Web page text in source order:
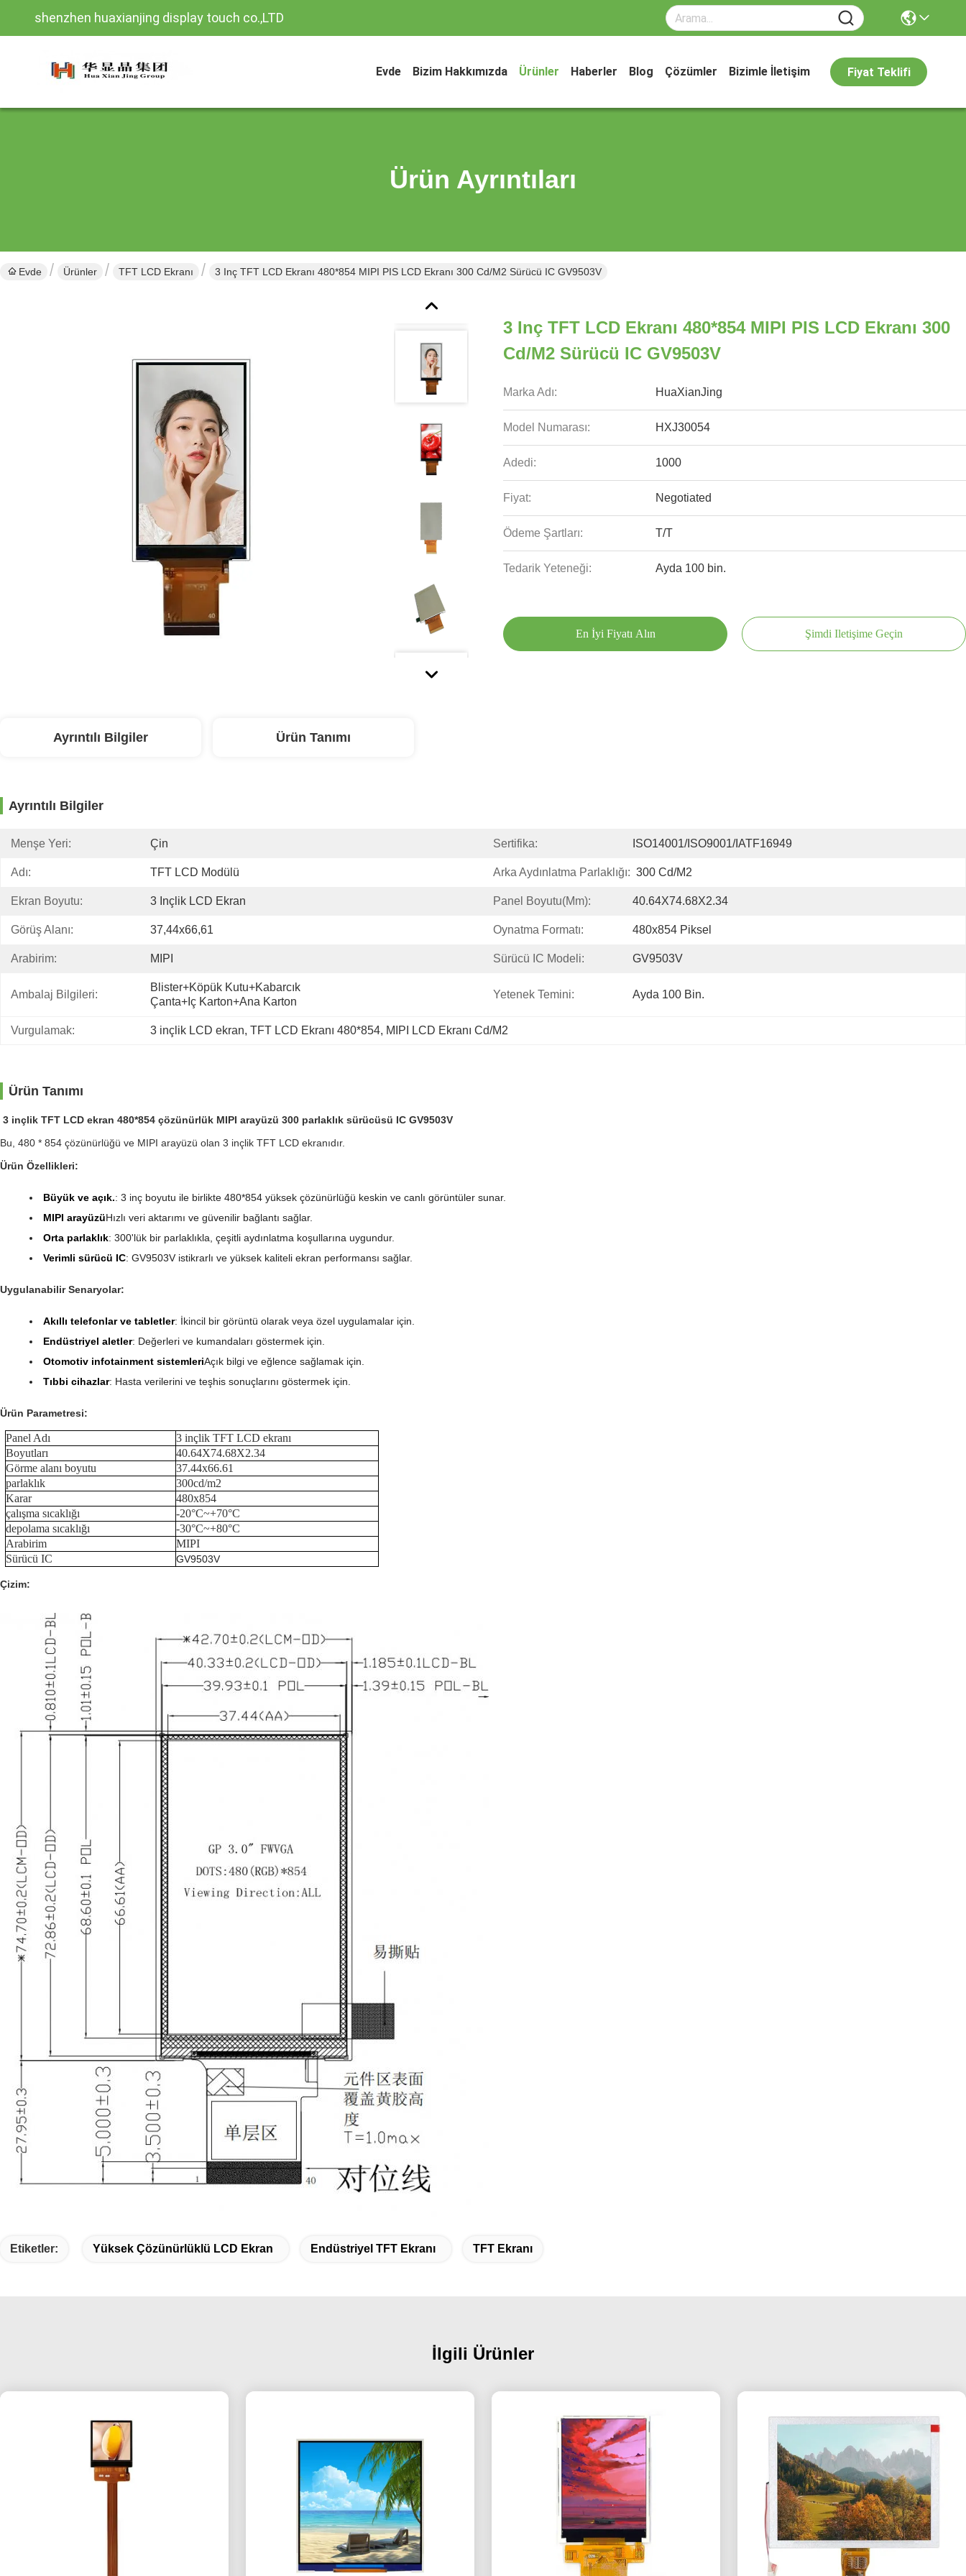
shenzhen huaxianjing display touch co.,LTD
Evde Bizim Hakkımızda Ürünler Haberler Blog Çözümler Bizimle İletişim Fiyat Teklifi
Ürün Ayrıntıları
Evde Ürünler TFT LCD Ekranı 3 Inç TFT LCD Ekranı 480*854 MIPI PIS LCD Ekranı 300 Cd/M2 Sürücü IC GV9503V
3 Inç TFT LCD Ekranı 480*854 MIPI PIS LCD Ekranı 300
Cd/M2 Sürücü IC GV9503V
Marka Adı: HuaXianJing
Model Numarası: HXJ30054
Adedi: 1000
Fiyat: Negotiated
Ödeme Şartları: T/T
Tedarik Yeteneği: Ayda 100 bin.
En İyi Fiyatı Alın Şimdi Iletişime Geçin
Ayrıntılı Bilgiler Ürün Tanımı
Ayrıntılı Bilgiler
Menşe Yeri: Çin Sertifika: ISO14001/ISO9001/IATF16949
Adı: TFT LCD Modülü Arka Aydınlatma Parlaklığı: 300 Cd/m2
Ekran Boyutu: 3 Inçlik LCD Ekran Panel Boyutu(mm): 40.64X74.68X2.34
Görüş Alanı: 37,44x66,61 Oynatma Formatı: 480x854 Piksel
Arabirim: MIPI Sürücü IC Modeli: GV9503V
Ambalaj Bilgileri:
Blister+köpük Kutu+kabarcık
Çanta+iç Karton+ana Karton
Yetenek Temini: Ayda 100 Bin.
Vurgulamak: 3 inçlik LCD ekran, TFT LCD Ekranı 480*854, MIPI LCD Ekranı Cd/M2
Ürün Tanımı
3 inçlik TFT LCD ekran 480*854 çözünürlük MIPI arayüzü 300 parlaklık sürücüsü IC GV9503V
Bu, 480 * 854 çözünürlüğü ve MIPI arayüzü olan 3 inçlik TFT LCD ekranıdır.
Ürün Özellikleri:
Büyük ve açık.: 3 inç boyutu ile birlikte 480*854 yüksek çözünürlüğü keskin ve canlı görüntüler sunar.
MIPI arayüzüHızlı veri aktarımı ve güvenilir bağlantı sağlar.
Orta parlaklık: 300'lük bir parlaklıkla, çeşitli aydınlatma koşullarına uygundur.
Verimli sürücü IC: GV9503V istikrarlı ve yüksek kaliteli ekran performansı sağlar.
Uygulanabilir Senaryolar:
Akıllı telefonlar ve tabletler: İkincil bir görüntü olarak veya özel uygulamalar için.
Endüstriyel aletler: Değerleri ve kumandaları göstermek için.
Otomotiv infotainment sistemleriAçık bilgi ve eğlence sağlamak için.
Tıbbi cihazlar: Hasta verilerini ve teşhis sonuçlarını göstermek için.
Ürün Parametresi:
Panel Adı
3 inçlik TFT LCD ekranı
Boyutları
40.64X74.68X2.34
Görme alanı boyutu
37.44x66.61
parlaklık
300cd/m2
Karar
480x854
çalışma sıcaklığı
-20°C~+70°C
depolama sıcaklığı
-30°C~+80°C
Arabirim
MIPI
Sürücü IC
GV9503V
Çizim:
Etiketler: Yüksek Çözünürlüklü LCD Ekran Endüstriyel TFT Ekranı TFT Ekranı
İlgili Ürünler